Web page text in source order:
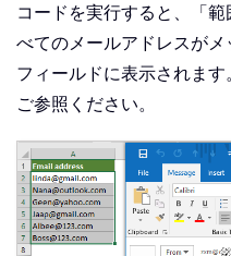
コードを実行すると、「
べてのメールアドレスがメ
フィールドに表示されま
ご参照ください。